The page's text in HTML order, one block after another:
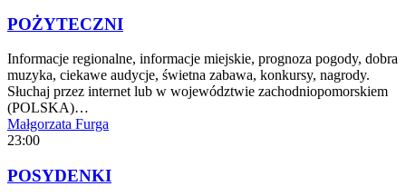
POŻYTECZNI
Informacje regionalne, informacje miejskie, prognoza pogody, dobra
muzyka, ciekawe audycje, świetna zabawa, konkursy, nagrody.
Słuchaj przez internet lub w województwie zachodniopomorskiem
(POLSKA)…
Małgorzata Furga
23:00
POSYDENKI